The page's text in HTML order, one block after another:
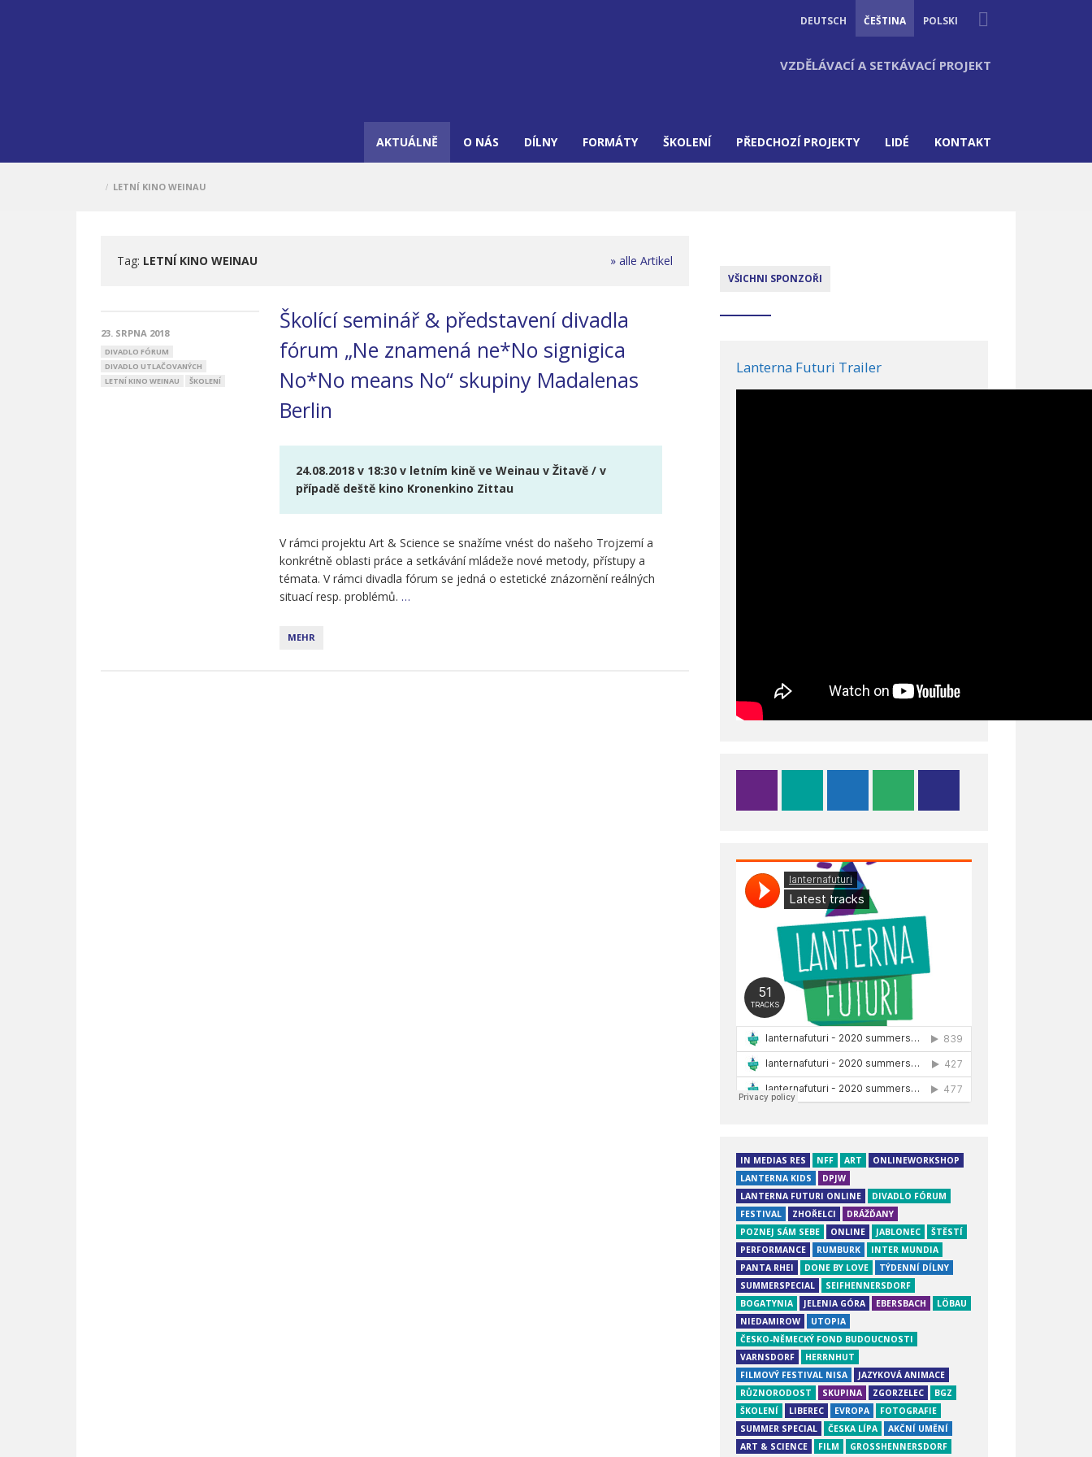
DEUTSCH ČEŠTINA POLSKI
VZDĚLÁVACÍ A SETKÁVACÍ PROJEKT
AKTUÁLNĚ O NÁS DÍLNY FORMÁTY ŠKOLENÍ PŘEDCHOZÍ PROJEKTY LIDÉ KONTAKT
/ LETNÍ KINO WEINAU
Tag: LETNÍ KINO WEINAU » alle Artikel
23. SRPNA 2018
DIVADLO FÓRUM
DIVADLO UTLAČOVANÝCH
LETNÍ KINO WEINAU
ŠKOLENÍ
Školící seminář & představení divadla
fórum „Ne znamená ne*No signigica
No*No means No“ skupiny Madalenas
Berlin
24.08.2018 v 18:30 v letním kině ve Weinau v Žitavě / v
případě deště kino Kronenkino Zittau
V rámci projektu Art & Science se snažíme vnést do našeho Trojzemí a
konkrétně oblasti práce a setkávání mládeže nové metody, přístupy a
témata. V rámci divadla fórum se jedná o estetické znázornění reálných
situací resp. problémů. …
MEHR
VŠICHNI SPONZOŘI
Lanterna Futuri Trailer
IN MEDIAS RES NFF ART
ONLINEWORKSHOP
LANTERNA KIDS
DPJW
LANTERNA FUTURI ONLINE
DIVADLO FÓRUM
FESTIVAL
ZHOŘELCI
DRÁŽĎANY
POZNEJ SÁM SEBE
ONLINE JABLONEC
ŠTĚSTÍ
PERFORMANCE
RUMBURK
INTER MUNDIA
PANTA RHEI
DONE BY LOVE
TÝDENNÍ DÍLNY
SUMMERSPECIAL
SEIFHENNERSDORF
BOGATYNIA
JELENIA GÓRA EBERSBACH
LÖBAU
NIEDAMIROW
UTOPIA
ČESKO-NĚMECKÝ FOND BUDOUCNOSTI
VARNSDORF
HERRNHUT
FILMOVÝ FESTIVAL NISA
JAZYKOVÁ ANIMACE
RŮZNORODOST
SKUPINA ZGORZELEC
BGZ
ŠKOLENÍ
LIBEREC EVROPA
FOTOGRAFIE
SUMMER SPECIAL
ČESKA LÍPA
AKČNÍ UMĚNÍ
ART & SCIENCE
FILM GROSSHENNERSDORF